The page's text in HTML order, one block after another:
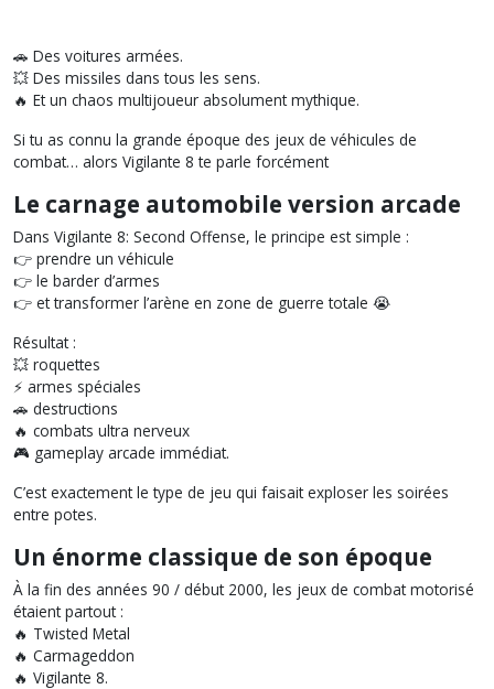
🚗 Des voitures armées.
💥 Des missiles dans tous les sens.
🔥 Et un chaos multijoueur absolument mythique.
Si tu as connu la grande époque des jeux de véhicules de
combat… alors Vigilante 8 te parle forcément
Le carnage automobile version arcade
Dans Vigilante 8: Second Offense, le principe est simple :
👉 prendre un véhicule
👉 le barder d’armes
👉 et transformer l’arène en zone de guerre totale 😭
Résultat :
💥 roquettes
⚡ armes spéciales
🚗 destructions
🔥 combats ultra nerveux
🎮 gameplay arcade immédiat.
C’est exactement le type de jeu qui faisait exploser les soirées
entre potes.
Un énorme classique de son époque
À la fin des années 90 / début 2000, les jeux de combat motorisé
étaient partout :
🔥 Twisted Metal
🔥 Carmageddon
🔥 Vigilante 8.